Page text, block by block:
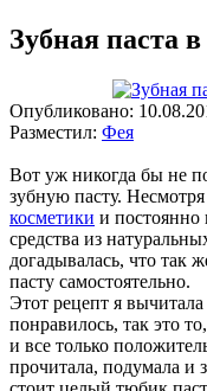
Зубная паста
Опубликовано:
Разместил: Фея
Вот уж никогда бы не
зубную пасту.
косметики и постоянно
средства из
догадывалась, что так
пасту самостоятельно.
Этот рецепт я
понравилось, так это
и все только
прочитала, подумала и